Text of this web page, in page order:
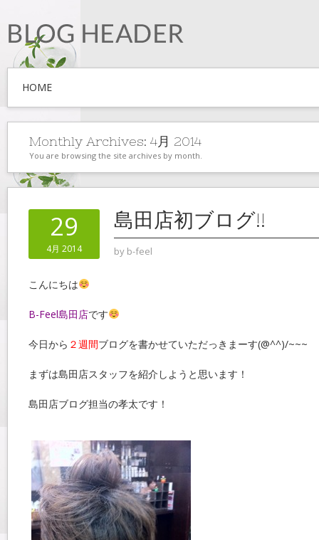
HOME
Monthly Archives: 4月 2014
You are browsing the site archives by month.
29
4月 2014
島田店初ブログ!!
by b-feel
こんにちは
B-Feel島田店です
今日から ２週間ブログを書かせていただっきまーす(@^^)/~~~
まずは島田店スタッフを紹介しようと思います！
島田店ブログ担当の孝太です！